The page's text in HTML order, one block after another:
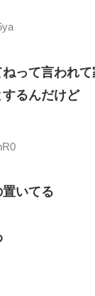
って言われ
るんだけど
いてる